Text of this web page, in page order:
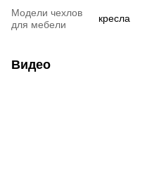
Модели чехлов
для мебели
кресла
Видео